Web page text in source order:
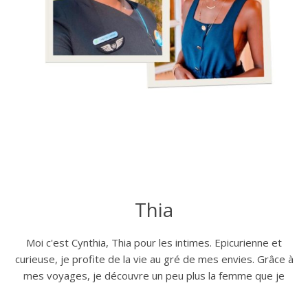
Thia
Moi c'est Cynthia, Thia pour les intimes. Epicurienne et
curieuse, je profite de la vie au gré de mes envies. Grâce à
mes voyages, je découvre un peu plus la femme que je